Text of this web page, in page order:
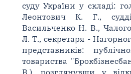
суду України у складі:
Леонтович К. Г.,
Васильченко Н. В.,
Л. Т., секретаря -
представників:
товариства
В.), розглянувши у